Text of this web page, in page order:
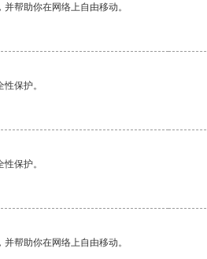
帮助你在网络上自由移动。
保护。
保护。
帮助你在网络上自由移动。